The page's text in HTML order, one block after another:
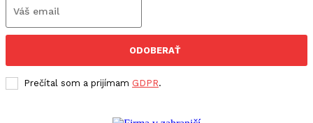
ODOBERAŤ
Prečítal som a prijímam GDPR.